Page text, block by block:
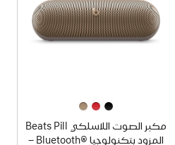
مكبر الصوت اللاسلكي Beats Pill
المزود بتكنولوجيا ®Bluetooth –